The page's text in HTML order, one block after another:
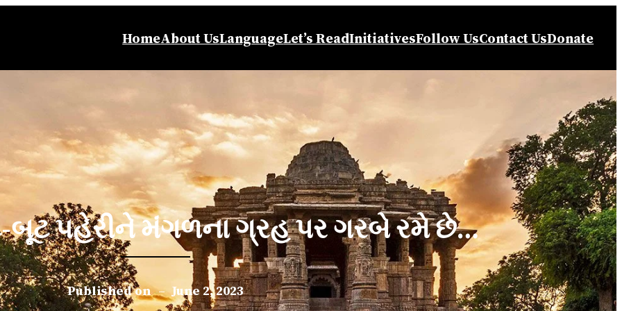
HomeAbout UsLanguageLet’s ReadInitiativesFollow UsContact UsDonate
બૂટ પહેરીને મંગળના ગ્રહ પર ગરબે રમે છે…
Published on – June 2, 2023